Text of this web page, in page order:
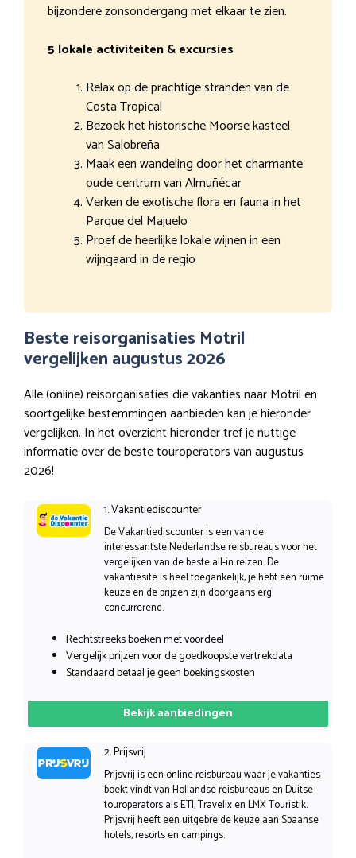
bijzondere zonsondergang met elkaar te zien.
5 lokale activiteiten & excursies
Relax op de prachtige stranden van de
Costa Tropical
Bezoek het historische Moorse kasteel
van Salobreña
Maak een wandeling door het charmante
oude centrum van Almuñécar
Verken de exotische flora en fauna in het
Parque del Majuelo
Proef de heerlijke lokale wijnen in een
wijngaard in de regio
Beste reisorganisaties Motril
vergelijken augustus 2026
Alle (online) reisorganisaties die vakanties naar Motril en
soortgelijke bestemmingen aanbieden kan je hieronder
vergelijken. In het overzicht hieronder tref je nuttige
informatie over de beste touroperators van augustus
2026!
1. Vakantiediscounter
De Vakantiediscounter is een van de
interessantste Nederlandse reisbureaus voor het
vergelijken van de beste all-in reizen. De
vakantiesite is heel toegankelijk, je hebt een ruime
keuze en de prijzen zijn doorgaans erg
concurrerend.
Rechtstreeks boeken met voordeel
Vergelijk prijzen voor de goedkoopste vertrekdata
Standaard betaal je geen boekingskosten
Bekijk aanbiedingen
2. Prijsvrij
Prijsvrij is een online reisbureau waar je vakanties
boekt vindt van Hollandse reisbureaus en Duitse
touroperators als ETI, Travelix en LMX Touristik.
Prijsvrij heeft een uitgebreide keuze aan Spaanse
hotels, resorts en campings.